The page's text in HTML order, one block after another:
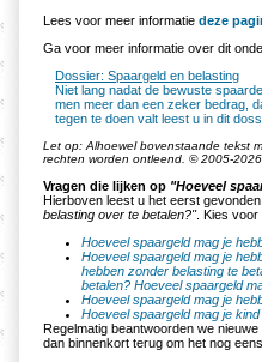
Lees voor meer informatie deze
Ga voor meer informatie over dit
Dossier: Spaargeld en belasting
Niet lang nadat de bewuste
men meer dan een zeker bedrag,
tegen te doen valt leest u in dit
Let op: Alhoewel bovenstaande tekst
rechten worden ontleend. © 2005-
Vragen die lijken op "Hoeveel
Hierboven leest u het eerst
belasting over te betalen?". Kies voor
Hoeveel spaargeld mag je
Hoeveel spaargeld mag je
hebben zonder belasting te
betalen? Hoeveel spaargeld
Hoeveel spaargeld mag je
Hoeveel spaargeld mag je
Regelmatig beantwoorden we
dan binnenkort terug om het nog